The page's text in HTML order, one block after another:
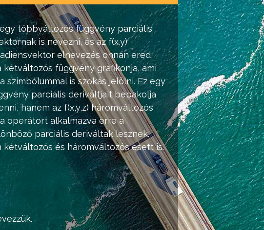
többváltozós függvény parciális
is nevezni, és az f(x,y)
elnevezés onnan ered,
függvény grafikonja, ami
is szokás jelölni. Ez egy
parciális deriváltjait bepakolja
hanem az f(x,y,z) háromváltozós
operátort alkalmazva erre a
parciális deriváltak lesznek.
és háromváltozós esett is.